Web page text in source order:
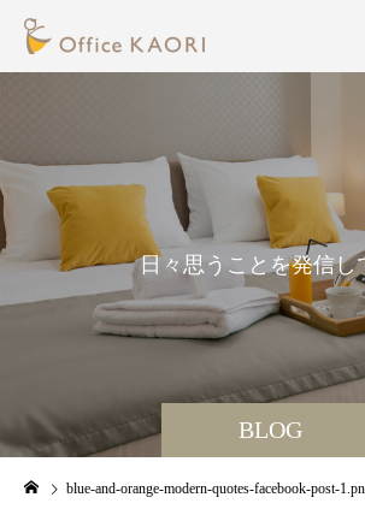
BLOG
日々思うことを発信して
blue-and-orange-modern-quotes-facebook-post-